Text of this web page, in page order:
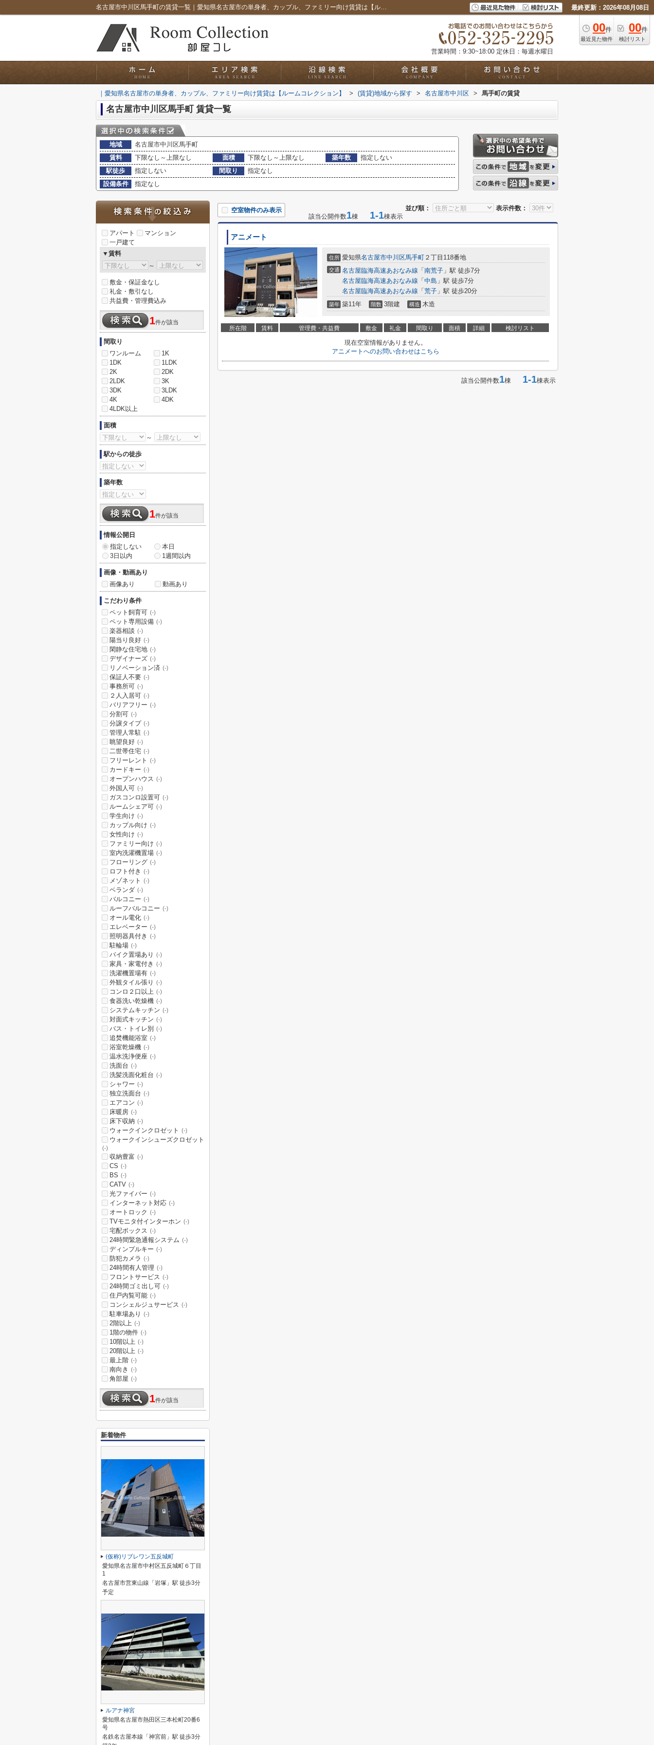
名古屋市中川区馬手町の賃貸一覧｜愛知県名古屋市の単身者、カップル、ファミリー向け賃貸は【ルームコレクション】 最終更新：2026年08月08日
00件
最近見た物件
00件
検討リスト
営業時間：9:30~18:00 定休日：毎週水曜日
｜愛知県名古屋市の単身者、カップル、ファミリー向け賃貸は【ルームコレクション】 > (賃貸)地域から探す > 名古屋市中川区 > 馬手町の賃貸
名古屋市中川区馬手町 賃貸一覧
地域
名古屋市中川区馬手町
賃料
下限なし～上限なし 面積 下限なし～上限なし 築年数
指定しない
駅徒歩
指定しない 間取り
指定なし
設備条件
指定なし
並び順： 表示件数：
空室物件のみ表示
該当公開件数1棟 1-1棟表示
アニメート
住所 愛知県名古屋市中川区馬手町 ２丁目118番地
交通 名古屋臨海高速あおなみ線 「 南荒子 」駅 徒歩7分
名古屋臨海高速あおなみ線 「 中島 」駅 徒歩7分
名古屋臨海高速あおなみ線 「 荒子 」駅 徒歩20分
築年 築11年 階数 3階建 構造 木造
所在階 賃料 管理費・共益費 敷金 礼金 間取り 面積 詳細 検討リスト
現在空室情報がありません。
アニメートへのお問い合わせはこちら
該当公開件数1棟 1-1棟表示
アパート
マンション
一戸建て
▼賃料
～
敷金・保証金なし
礼金・敷引なし
共益費・管理費込み
1件が該当
間取り
ワンルーム
1K
1DK
1LDK
2K
2DK
2LDK
3K
3DK
3LDK
4K
4DK
4LDK以上
面積
～
駅からの徒歩
築年数
1件が該当
情報公開日
指定しない
本日
3日以内
1週間以内
画像・動画あり
画像あり
動画あり
こだわり条件
ペット飼育可 (-)
ペット専用設備 (-)
楽器相談 (-)
陽当り良好 (-)
閑静な住宅地 (-)
デザイナーズ (-)
リノベーション済 (-)
保証人不要 (-)
事務所可 (-)
２人入居可 (-)
バリアフリー (-)
分割可 (-)
分譲タイプ (-)
管理人常駐 (-)
眺望良好 (-)
二世帯住宅 (-)
フリーレント (-)
カードキー (-)
オープンハウス (-)
外国人可 (-)
ガスコンロ設置可 (-)
ルームシェア可 (-)
学生向け (-)
カップル向け (-)
女性向け (-)
ファミリー向け (-)
室内洗濯機置場 (-)
フローリング (-)
ロフト付き (-)
メゾネット (-)
ベランダ (-)
バルコニー (-)
ルーフバルコニー (-)
オール電化 (-)
エレベーター (-)
照明器具付き (-)
駐輪場 (-)
バイク置場あり (-)
家具・家電付き (-)
洗濯機置場有 (-)
外観タイル張り (-)
コンロ２口以上 (-)
食器洗い乾燥機 (-)
システムキッチン (-)
対面式キッチン (-)
バス・トイレ別 (-)
追焚機能浴室 (-)
浴室乾燥機 (-)
温水洗浄便座 (-)
洗面台 (-)
洗髪洗面化粧台 (-)
シャワー (-)
独立洗面台 (-)
エアコン (-)
床暖房 (-)
床下収納 (-)
ウォークインクロゼット (-)
ウォークインシューズクロゼット
(-)
収納豊富 (-)
CS (-)
BS (-)
CATV (-)
光ファイバー (-)
インターネット対応 (-)
オートロック (-)
TVモニタ付インターホン (-)
宅配ボックス (-)
24時間緊急通報システム (-)
ディンプルキー (-)
防犯カメラ (-)
24時間有人管理 (-)
フロントサービス (-)
24時間ゴミ出し可 (-)
住戸内覧可能 (-)
コンシェルジュサービス (-)
駐車場あり (-)
2階以上 (-)
1階の物件 (-)
10階以上 (-)
20階以上 (-)
最上階 (-)
南向き (-)
角部屋 (-)
1件が該当
新着物件
(仮称)リブレワン五反城町
愛知県名古屋市中村区五反城町６丁目
1
名古屋市営東山線「岩塚」駅 徒歩3分
予定
ルアナ神宮
愛知県名古屋市熱田区三本松町20番6
号
名鉄名古屋本線「神宮前」駅 徒歩3分